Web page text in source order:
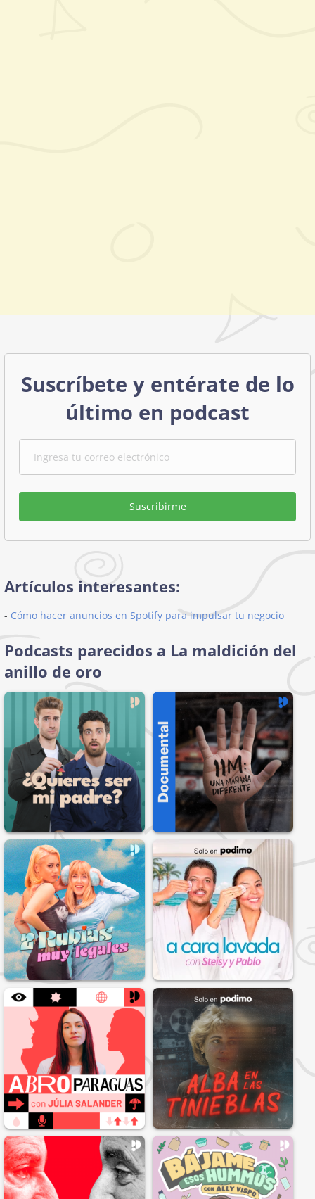
Suscríbete y entérate de lo
último en podcast
Suscribirme
Artículos interesantes:
- Cómo hacer anuncios en Spotify para impulsar tu negocio
Podcasts parecidos a La maldición del
anillo de oro